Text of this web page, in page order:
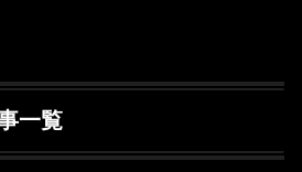
一覧